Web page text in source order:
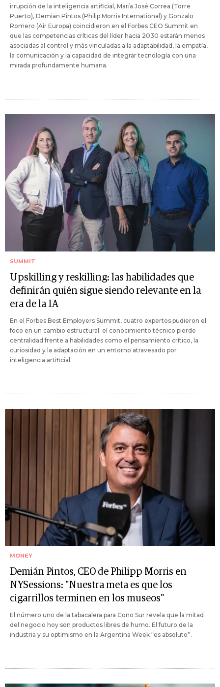
irrupción de la inteligencia artificial, María José Correa (Torre
Puerto), Demian Pintos (Philip Morris International) y Gonzalo
Romero (Air Europa) coincidieron en el Forbes CEO Summit en
que las competencias críticas del líder hacia 2030 estarán menos
asociadas al control y más vinculadas a la adaptabilidad, la empatía,
la comunicación y la capacidad de integrar tecnología con una
mirada profundamente humana.
SUMMIT
Upskilling y reskilling: las habilidades que
definirán quién sigue siendo relevante en la
era de la IA
En el Forbes Best Employers Summit, cuatro expertos pudieron el
foco en un cambio estructural: el conocimiento técnico pierde
centralidad frente a habilidades como el pensamiento crítico, la
curiosidad y la adaptación en un entorno atravesado por
inteligencia artificial.
MONEY
Demián Pintos, CEO de Philipp Morris en
NYSessions: "Nuestra meta es que los
cigarrillos terminen en los museos"
El número uno de la tabacalera para Cono Sur revela que la mitad
del negocio hoy son productos libres de humo. El futuro de la
industria y su optimismo en la Argentina Week “es absoluto”.